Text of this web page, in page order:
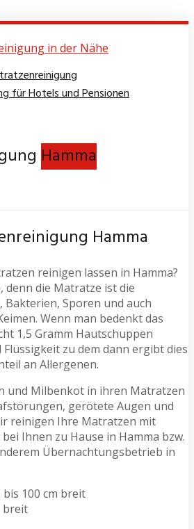
für Hotels und Pensionen
Hamma
Hamma
reinigen lassen in Hamma?
denn die Matratze ist die
Sporen und auch
Wenn man bedenkt das
1,5 Gramm Hautschuppen
Flüssigkeit zu dem dann ergibt dies
an Allergenen.
und Milbenkot in ihren Matratzen
gerötete Augen und
reinigen Ihre Matratzen mit
Ihnen zu Hause in Hamma bzw.
Übernachtungsbetrieb in
breit